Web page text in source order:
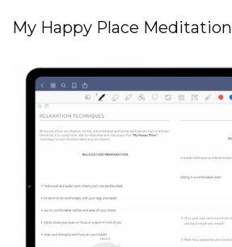
My Happy Place Meditation